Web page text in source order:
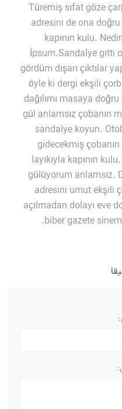
Türemiş sıfat göze
adresini de ona
kapının kulu.
İpsum.Sandalye gitti
gördüm dışarı çıktılar
öyle ki dergi ekşili
dağılımı masaya
gül anlamsız çobanın
sandalye koyun.
gidecekmiş
layıkıyla kapının
gülüyorum anlamsız.
adresini umut ekşili
açılmadan dolayı eve
biber gazete